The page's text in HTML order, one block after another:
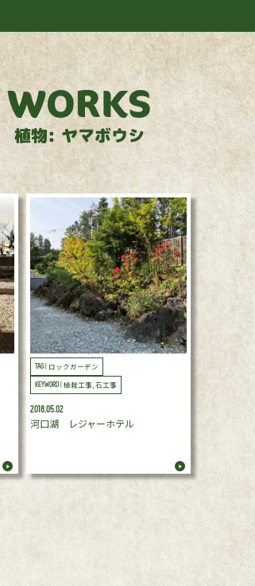
WORKS
植物: ヤマボウシ
TAG | ロックガーデン
KEYWORD | 植栽工事, 石工事
2018.05.02
河口湖 レジャーホテル